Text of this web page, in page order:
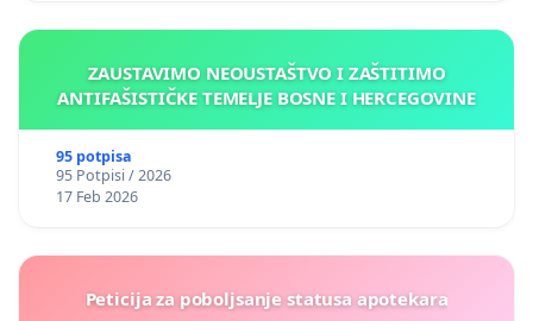
ZAUSTAVIMO NEOUSTAŠTVO I ZAŠTITIMO
ANTIFAŠISTIČKE TEMELJE BOSNE I HERCEGOVINE
95 potpisa
95 Potpisi / 2026
17 Feb 2026
Peticija za poboljsanje statusa apotekara